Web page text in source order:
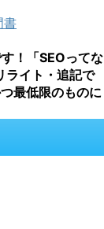
書
！「SEOってな
ライト・追記で
最低限のものに